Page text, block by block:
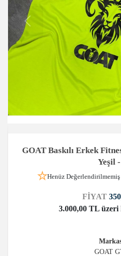
GOAT Baskılı Erkek
Yeşil
Henüz Değerlendirilmemiş
FİYAT
3.000,00 TL üzeri
GOAT